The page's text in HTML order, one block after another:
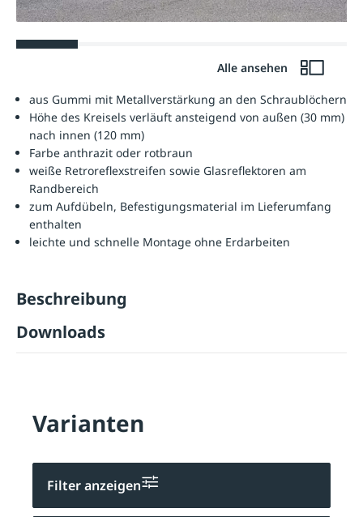
Alle ansehen
aus Gummi mit Metallverstärkung an den Schraublöchern
Höhe des Kreisels verläuft ansteigend von außen (30 mm)
nach innen (120 mm)
Farbe anthrazit oder rotbraun
weiße Retroreflexstreifen sowie Glasreflektoren am
Randbereich
zum Aufdübeln, Befestigungsmaterial im Lieferumfang
enthalten
leichte und schnelle Montage ohne Erdarbeiten
Beschreibung
Downloads
Varianten
Filter anzeigen